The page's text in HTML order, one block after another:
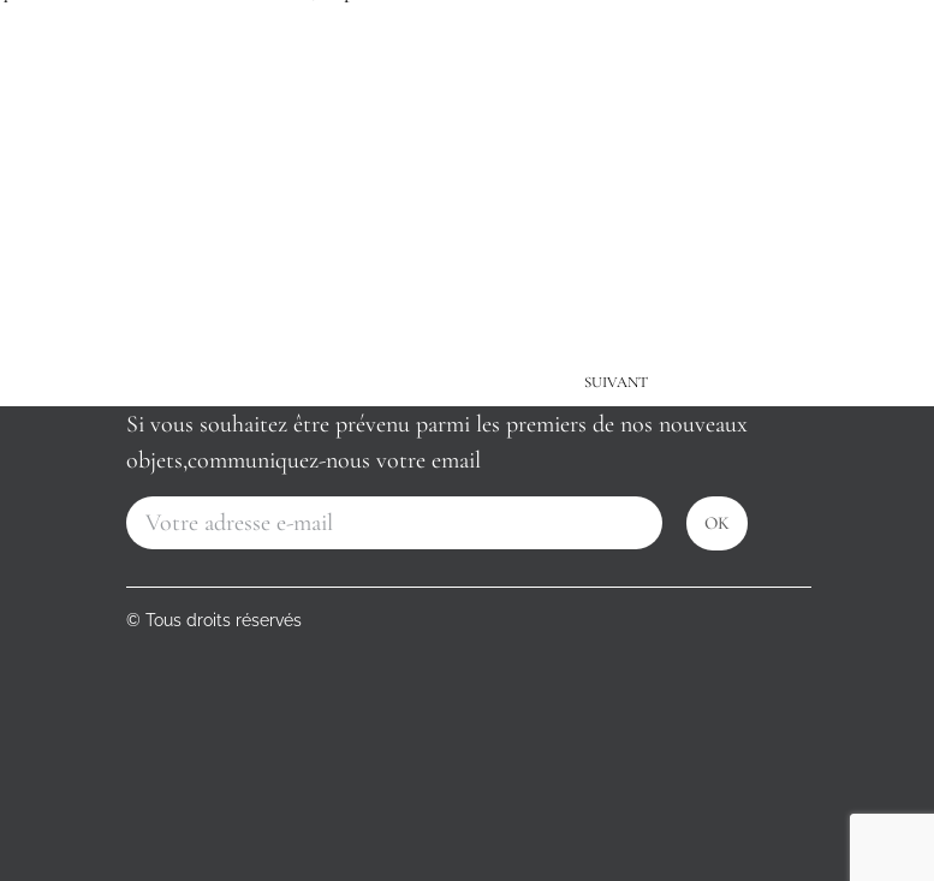
SUIVANT
Si vous souhaitez être prévenu parmi les premiers de nos nouveaux
objets,communiquez-nous votre email
OK
© Tous droits réservés